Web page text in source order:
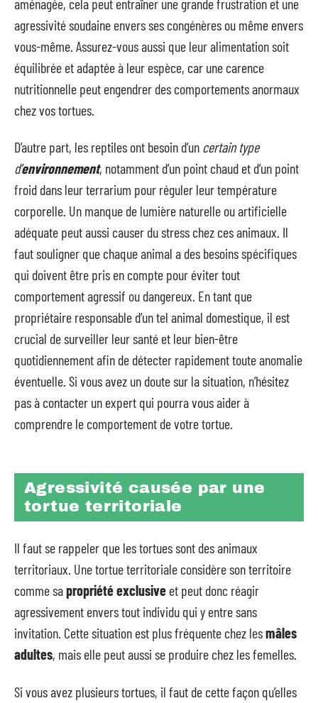
agressivité soudaine envers ses congénères ou même envers
vous-même. Assurez-vous aussi que leur alimentation soit
équilibrée et adaptée à leur espèce, car une carence
nutritionnelle peut engendrer des comportements anormaux
chez vos tortues.
D’autre part, les reptiles ont besoin d’un certain type
d’environnement, notamment d’un point chaud et d’un point
froid dans leur terrarium pour réguler leur température
corporelle. Un manque de lumière naturelle ou artificielle
adéquate peut aussi causer du stress chez ces animaux. Il
faut souligner que chaque animal a des besoins spécifiques
qui doivent être pris en compte pour éviter tout
comportement agressif ou dangereux. En tant que
propriétaire responsable d’un tel animal domestique, il est
crucial de surveiller leur santé et leur bien-être
quotidiennement afin de détecter rapidement toute anomalie
éventuelle. Si vous avez un doute sur la situation, n’hésitez
pas à contacter un expert qui pourra vous aider à
comprendre le comportement de votre tortue.
Agressivité causée par une
tortue territoriale
Il faut se rappeler que les tortues sont des animaux
territoriaux. Une tortue territoriale considère son territoire
comme sapropriété exclusive et peut donc réagir
agressivement envers tout individu qui y entre sans
invitation. Cette situation est plus fréquente chez lesmâles
adultes, mais elle peut aussi se produire chez les femelles.
Si vous avez plusieurs tortues, il faut de cette façon qu’elles